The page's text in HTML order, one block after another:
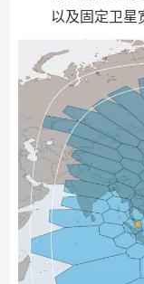
以及固定卫星